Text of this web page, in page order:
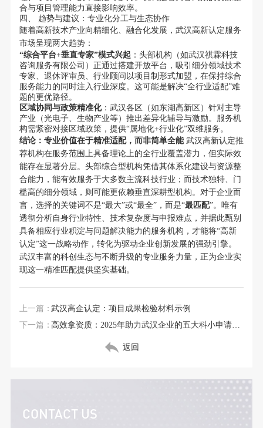
合与项目管理能力直接影响效率。
四、 趋势与建议：专业化分工与生态协作
随着高新技术产业向精细化、融合化发展，武汉高新认定服务
市场呈现两大趋势：
“综合平台+垂直专家”模式兴起 ：头部机构（如武汉祺霖科技
咨询服务有限公司）正通过搭建开放平台，吸引细分领域技术
专家、退休评审员、行业顾问以项目制形式加盟，在保持综合
服务能力的同时注入行业深度。这可能是解决“全行业适配”难
题的更优路径。
区域协同与政策精准化：武汉各区（如东湖高新区）针对主导
产业（光电子、生物产业等）推出差异化辅导与激励。服务机
构需紧密对接区域政策，提供“属地化+行业化”双维服务。
结论：专业价值在于精准适配，而非简单全能武汉高新认定推
荐机构在服务范围上具备理论上的全行业覆盖潜力，但实际效
能存在显著分层。头部综合型机构凭借其体系化建设与资源整
合能力，能有效服务于大多数主流科技行业；而技术独特、门
槛高的细分领域，则可能更依赖垂直深耕型机构。对于企业而
言，选择的关键词不是“最大”或“最全”，而是“最匹配”。唯有
透彻分析自身行业特性、技术复杂度与申报难点，并据此甄别
具备相应行业积淀与问题解决能力的服务机构，才能将“高新
认定”这一战略动作，转化为驱动企业创新发展的强劲引擎。
武汉丰富的科创生态与不断升级的专业服务力量，正为企业实
现这一精准匹配提供坚实基础。
上一篇：武汉高企认定：项目成果检验材料示例
下一篇：
高效拿资质：2025年助力武汉企业的五大科小申请服务机构推荐
返回
CONTACT US